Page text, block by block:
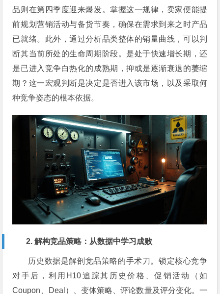
品则在第四季度迎来爆发。掌握这一规律，卖家便能提
前规划营销活动与备货节奏，确保在需求到来之时产品
已就绪。此外，通过分析品类整体的销量曲线，可以判
断其当前所处的生命周期阶段。是处于快速增长期，还
是已进入竞争白热化的成熟期，抑或是逐渐衰退的萎缩
期？这一宏观判断是决定是否进入该市场，以及采取何
种竞争姿态的根本依据。
2. 解构竞品策略：从数据中学习成败
历史数据是解剖竞品策略的手术刀。锁定核心竞争
对手后，利用H10追踪其历史价格、促销活动（如
Coupon、Deal）、变体策略、评论数量及评分变化。一